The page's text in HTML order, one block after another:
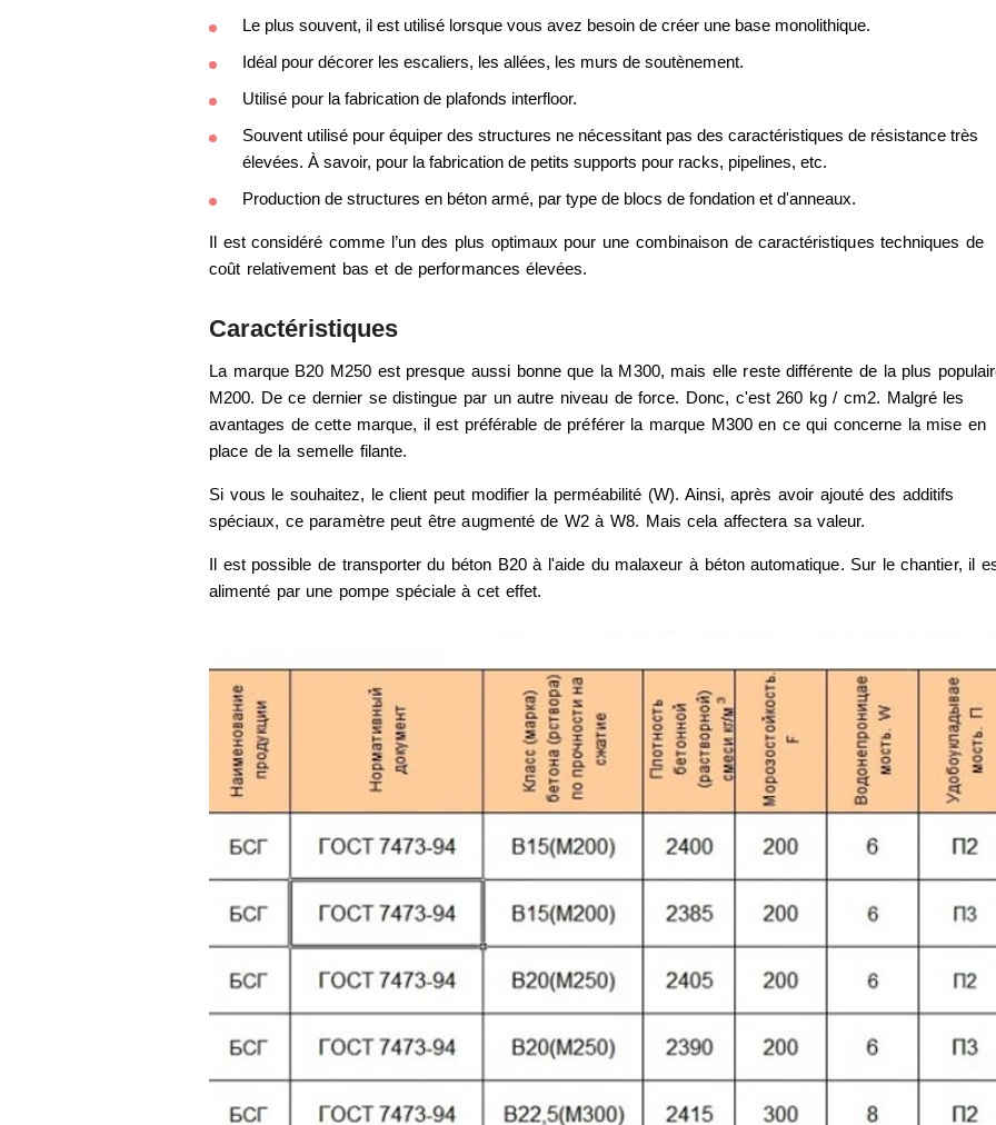
Le plus souvent, il est utilisé lorsque vous avez besoin de créer une base monolithique.
Idéal pour décorer les escaliers, les allées, les murs de soutènement.
Utilisé pour la fabrication de plafonds interfloor.
Souvent utilisé pour équiper des structures ne nécessitant pas des caractéristiques de résistance très
élevées. À savoir, pour la fabrication de petits supports pour racks, pipelines, etc.
Production de structures en béton armé, par type de blocs de fondation et d'anneaux.
Il est considéré comme l’un des plus optimaux pour une combinaison de caractéristiques techniques de
coût relativement bas et de performances élevées.
Caractéristiques
La marque B20 M250 est presque aussi bonne que la M300, mais elle reste différente de la plus
M200. De ce dernier se distingue par un autre niveau de force. Donc, c'est 260 kg / cm2. Malgré les
avantages de cette marque, il est préférable de préférer la marque M300 en ce qui concerne la mise en
place de la semelle filante.
Si vous le souhaitez, le client peut modifier la perméabilité (W). Ainsi, après avoir ajouté des additifs
spéciaux, ce paramètre peut être augmenté de W2 à W8. Mais cela affectera sa valeur.
Il est possible de transporter du béton B20 à l'aide du malaxeur à béton automatique. Sur le chantier, il
alimenté par une pompe spéciale à cet effet.